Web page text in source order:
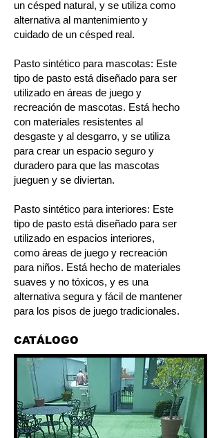
un césped natural, y se utiliza como
alternativa al mantenimiento y
cuidado de un césped real.
Pasto sintético para mascotas: Este
tipo de pasto está diseñado para ser
utilizado en áreas de juego y
recreación de mascotas. Está hecho
con materiales resistentes al
desgaste y al desgarro, y se utiliza
para crear un espacio seguro y
duradero para que las mascotas
jueguen y se diviertan.
Pasto sintético para interiores: Este
tipo de pasto está diseñado para ser
utilizado en espacios interiores,
como áreas de juego y recreación
para niños. Está hecho de materiales
suaves y no tóxicos, y es una
alternativa segura y fácil de mantener
para los pisos de juego tradicionales.
CATÁLOGO